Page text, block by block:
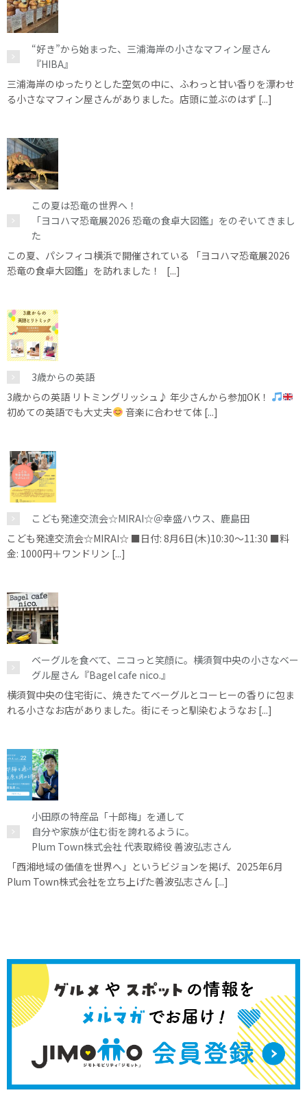
“好き”から始まった、三浦海岸の小さなマフィン屋さん
『HIBA』
三浦海岸のゆったりとした空気の中に、ふわっと甘い香りを漂わせ
る小さなマフィン屋さんがありました。店頭に並ぶのはず [...]
この夏は恐竜の世界へ！
「ヨコハマ恐竜展2026 恐竜の食卓大図鑑」をのぞいてきまし
た
この夏、パシフィコ横浜で開催されている 「ヨコハマ恐竜展2026
恐竜の食卓大図鑑」を訪れました！ [...]
3歳からの英語
3歳からの英語 リトミングリッシュ♪ 年少さんから参加OK！
初めての英語でも大丈夫
音楽に合わせて体 [...]
こども発達交流会☆MIRAI☆＠幸盛ハウス、鹿島田
こども発達交流会☆MIRAI☆ ■日付: 8月6日(木)10:30～11:30 ■料
金: 1000円＋ワンドリン [...]
ベーグルを食べて、ニコっと笑顔に。横須賀中央の小さなベー
グル屋さん『Bagel cafe nico.』
横須賀中央の住宅街に、焼きたてベーグルとコーヒーの香りに包ま
れる小さなお店がありました。街にそっと馴染むようなお [...]
小田原の特産品「十郎梅」を通して
自分や家族が住む街を誇れるように。
Plum Town株式会社 代表取締役 善波弘志さん
「西湘地域の価値を世界へ」というビジョンを掲げ、2025年6月
Plum Town株式会社を立ち上げた善波弘志さん [...]